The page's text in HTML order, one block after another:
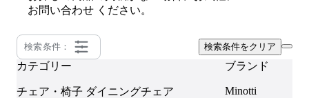
お問い合わせ ください。
検索条件： 検索条件をクリア
カテゴリー
チェア・椅子 ダイニングチェア
ブランド
Minotti